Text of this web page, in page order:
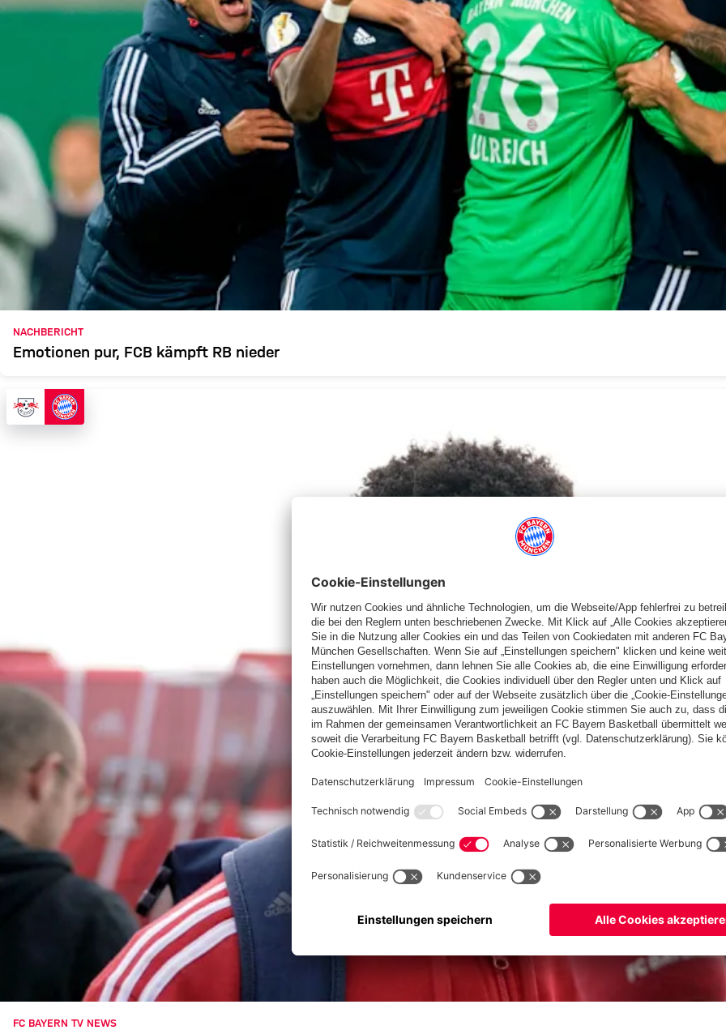
NACHBERICHT
Emotionen pur, FCB kämpft RB nieder
FC BAYERN TV NEWS